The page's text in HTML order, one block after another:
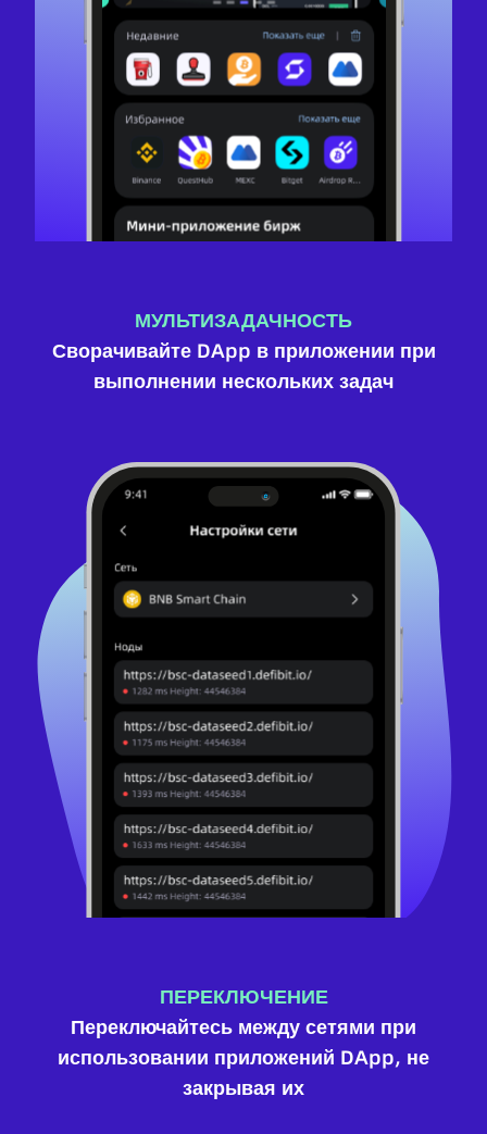
МУЛЬТИЗАДАЧНОСТЬ
Сворачивайте DApp в приложении при
выполнении нескольких задач
ПЕРЕКЛЮЧЕНИЕ
Переключайтесь между сетями при
использовании приложений DApp, не
закрывая их